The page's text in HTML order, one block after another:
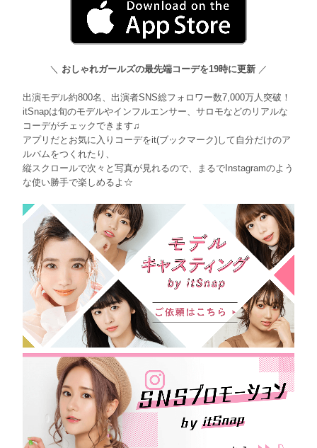
＼ おしゃれガールズの最先端コーデを19時に更新 ／
出演モデル約800名、出演者SNS総フォロワー数7,000万人突破！
itSnapは旬のモデルやインフルエンサー、サロモなどのリアルな
コーデがチェックできます♫
アプリだとお気に入りコーデをit(ブックマーク)して自分だけのア
ルバムをつくれたり、
縦スクロールで次々と写真が見れるので、まるでInstagramのよう
な使い勝手で楽しめるよ☆